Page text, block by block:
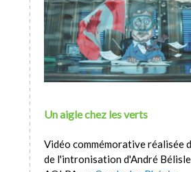
Un aigle chez les verts
Vidéo commémorative réalisée
de l'intronisation d'André